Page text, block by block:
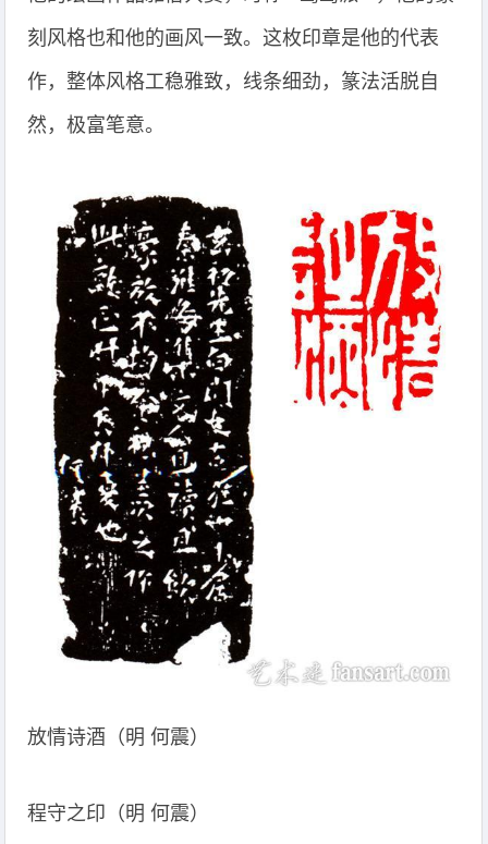
刻风格也和他的画风一致。这枚印章是他的代表
作，整体风格工稳雅致，线条细劲，篆法活脱自
然，极富笔意。
放情诗酒（明 何震）
程守之印（明 何震）